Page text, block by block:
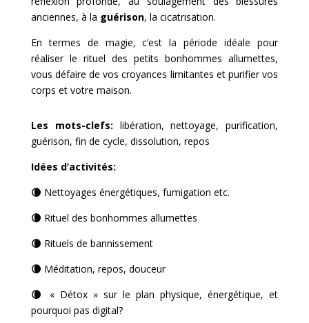
anciennes, à la guérison, la cicatrisation.
En termes de magie, c’est la période idéale pour
réaliser le rituel des petits bonhommes allumettes,
vous défaire de vos croyances limitantes et purifier vos
corps et votre maison.
Les mots-clefs: libération, nettoyage, purification,
guérison, fin de cycle, dissolution, repos
Idées d’activités:
🌘 Nettoyages énergétiques, fumigation etc.
🌘 Rituel des bonhommes allumettes
🌘 Rituels de bannissement
🌘 Méditation, repos, douceur
🌘
« Détox » sur le plan physique, énergétique, et
pourquoi pas digital?